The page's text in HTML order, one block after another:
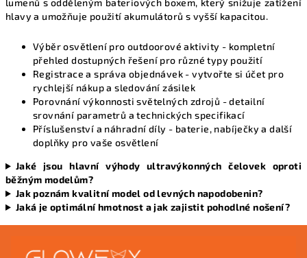
lumenů s odděleným bateriových boxem, který snižuje zatížení
hlavy a umožňuje použití akumulátorů s vyšší kapacitou.
Výběr osvětlení pro outdoorové aktivity - kompletní
přehled dostupných řešení pro různé typy použití
Registrace a správa objednávek - vytvořte si účet pro
rychlejší nákup a sledování zásilek
Porovnání výkonnosti světelných zdrojů - detailní
srovnání parametrů a technických specifikací
Příslušenství a náhradní díly - baterie, nabíječky a další
doplňky pro vaše osvětlení
Jaké jsou hlavní výhody ultravýkonných čelovek oproti
běžným modelům?
Jak poznám kvalitní model od levných napodobenin?
Jaká je optimální hmotnost a jak zajistit pohodlné nošení?